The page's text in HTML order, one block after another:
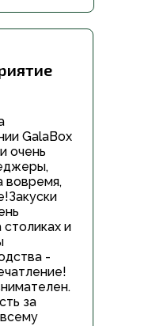
GalaBox
очень
вовремя,
и
-
за